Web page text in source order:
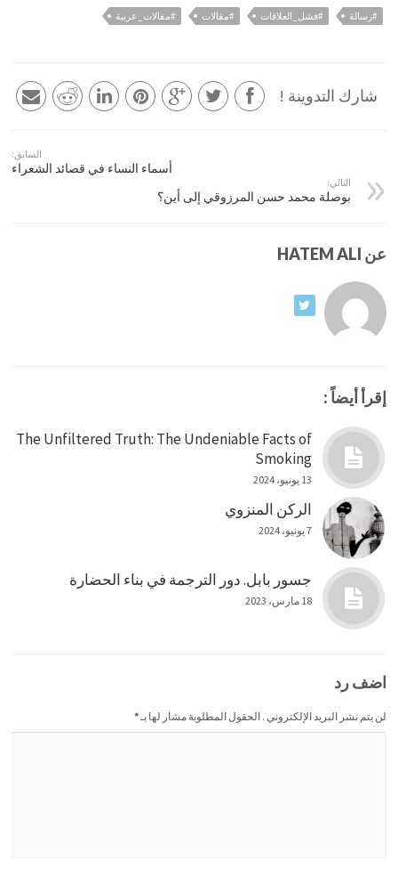
#رسالة #فشل_العلاقات #مقالات #مقالات_عربية
شارك التدوينة !
السابق:
أسماء النساء في قصائد الشعراء
التالي:
بوصلة محمد حسن المرزوقي إلى أين؟
عن HATEM ALI
إقرأ أيضاً :
The Unfiltered Truth: The Undeniable Facts of
Smoking
13 يونيو، 2024
الركن المنزوي
7 يونيو، 2024
جسور بابل. دور الترجمة في بناء الحضارة
18 مارس، 2023
اضف رد
لن يتم نشر البريد الإلكتروني . الحقول المطلوبة مشار لها بـ*